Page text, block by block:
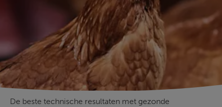
De beste technische resultaten met gezonde